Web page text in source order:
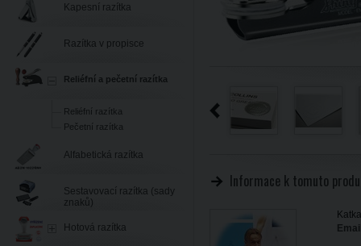
Informace k tomuto
Kapesní razítka
Razítka v propisce
Reliéfní a pečetní razítka
Reliéfní razítka
Pečetní razítka
Alfabetická razítka
Sestavovací razítka (sady
znaků)
Hotová razítka